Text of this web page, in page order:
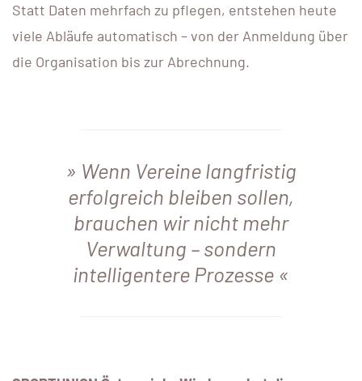
Statt Daten mehrfach zu pflegen, entstehen heute
viele Abläufe automatisch – von der Anmeldung über
die Organisation bis zur Abrechnung.
Wenn Vereine langfristig
erfolgreich bleiben sollen,
brauchen wir nicht mehr
Verwaltung – sondern
intelligentere Prozesse